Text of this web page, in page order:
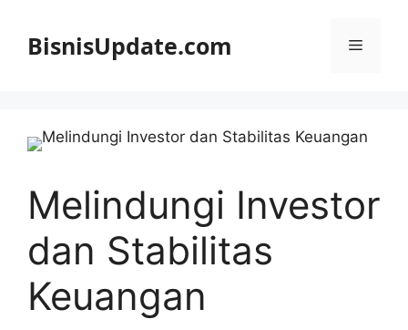
BisnisUpdate.com Menu
Melindungi Investor
dan Stabilitas
Keuangan